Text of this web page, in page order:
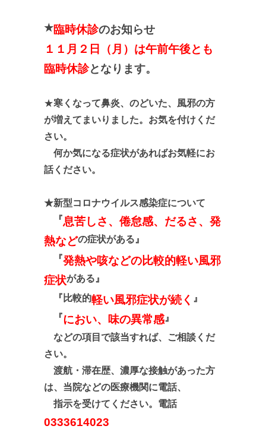
★臨時休診のお知らせ
１１月２日（月）は午前午後とも
臨時休診となります。
★寒くなって鼻炎、のどいた、風邪の方
が増えてまいりました。お気を付けくだ
さい。
何か気になる症状があればお気軽にお
話ください。
★新型コロナウイルス感染症について
『息苦しさ、倦怠感、だるさ、発
熱などの症状がある』
『発熱や咳などの比較的軽い風邪
症状がある』
『比較的軽い風邪症状が続く 』
『におい、味の異常感 』
などの項目で該当すれば、ご相談くだ
さい。
渡航・滞在歴、濃厚な接触があった方
は、当院などの医療機関に電話、
指示を受けてください。電話
0333614023